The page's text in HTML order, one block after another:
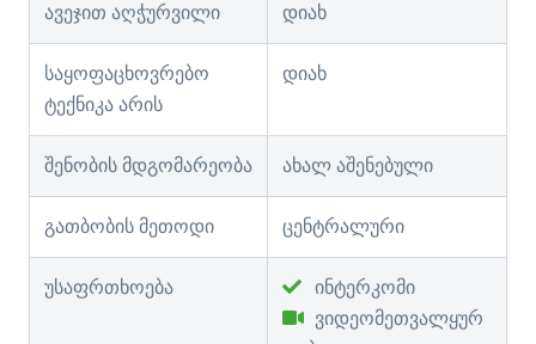
ავეჯით აღჭურვილი დიახ
საყოფაცხოვრებო
ტექნიკა არის
დიახ
შენობის მდგომარეობა ახალ აშენებული
გათბობის მეთოდი ცენტრალური
უსაფრთხოება
ინტერკომი
ვიდეომეთვალყურ